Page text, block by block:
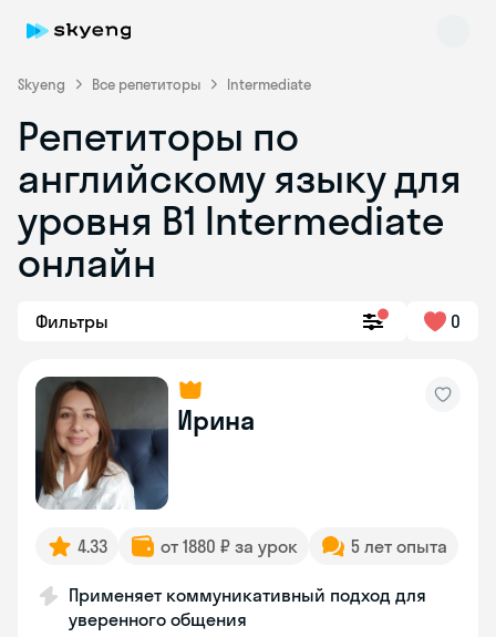
Skyeng Все репетиторы Intermediate
Репетиторы по
английскому языку для
уровня B1 Intermediate
онлайн
Фильтры 0
Ирина
4.33 от 1880 ₽ за урок 5 лет опыта
Применяет коммуникативный подход для
уверенного общения